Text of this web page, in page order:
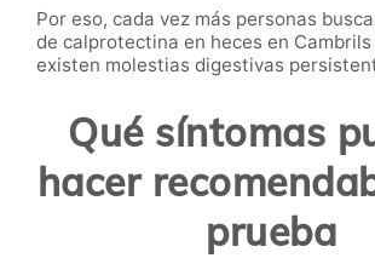
Por eso, cada vez más personas
de calprotectina en heces en
existen molestias digestivas
Qué síntomas
hacer
prueba